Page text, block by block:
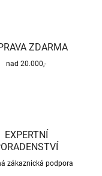
ZDARMA
nad 20.000,-
EXPERTNÍ
zákaznická podpora